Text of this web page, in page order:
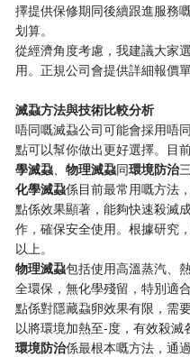
擇提供保修期同後續跟進服務
划算。
從經濟角度考慮，我建議大家
用。正規公司會提供詳細報價
​滅蝨方法與技術比較分析​
唔同嘅滅蝨公司可能會採用唔
點可以幫你做出更好選擇。目
學滅蝨​​、​​物理滅蝨​​同​​環境防治​
​化學滅蝨​係目前最常用嘅方法
點係效果顯著，能夠快速殺滅
作，確保安全使用。根據研究
以上。
​物理滅蝨​包括使用高溫蒸汽、
全環保，無化學殘留，特別適
點係對隱藏蝨卵效果有限，需
以將環境加熱至-度，有效殺滅
​環境防治​係最根本嘅方法，通